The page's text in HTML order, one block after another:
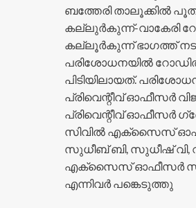
ബത്തേരി താലൂക്കിൽ
കല്ലുർകുന്ന്-വാകേരി
കല്ലൂർകുന്ന് ഭാഗത്ത്‌
പരിശോധനയിൽ
പിടിയിലായത്.
പ്രിവെന്റീവ് ഓഫീസർ
പ്രിവെന്റീവ് ഓഫീസർ
സിവിൽ എക്‌സൈസ്
സുധീബ് ബി, സുധീഷ് വി,
എക്‌സൈസ് ഓഫീസർ
എന്നിവർ പങ്കെടുത്തു